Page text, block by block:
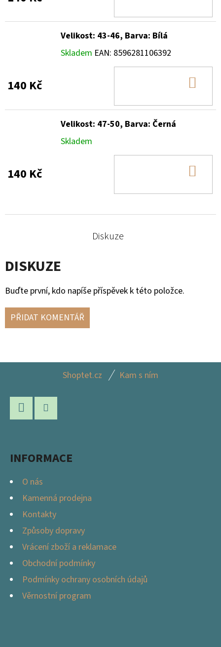
Velikost: 43-46, Barva: Bílá
Skladem EAN: 8596281106392
140 Kč
Velikost: 47-50, Barva: Černá
Skladem
140 Kč
Diskuze
DISKUZE
Buďte první, kdo napíše příspěvek k této položce.
PŘIDAT KOMENTÁŘ
Shoptet.cz Kam s ním
INFORMACE
O nás
Kamenná prodejna
Kontakty
Způsoby dopravy
Vrácení zboží a reklamace
Obchodní podmínky
Podmínky ochrany osobních údajů
Věrnostní program